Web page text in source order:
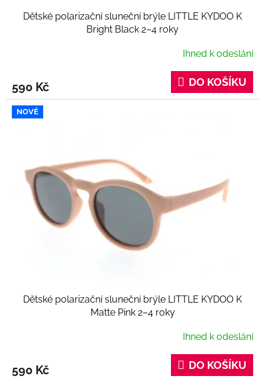
Dětské polarizační sluneční brýle LITTLE KYDOO K
Bright Black 2–4 roky
Ihned k odeslání
590 Kč DO KOŠÍKU
NOVÉ
Dětské polarizační sluneční brýle LITTLE KYDOO K
Matte Pink 2–4 roky
Ihned k odeslání
590 Kč DO KOŠÍKU